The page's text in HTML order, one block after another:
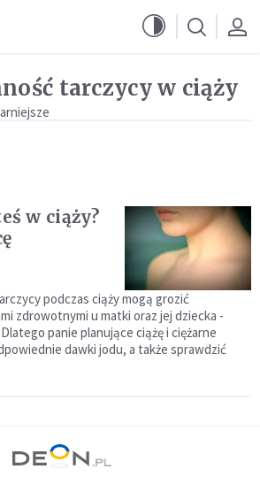
tarczycy w ciąży
w ciąży?
podczas ciąży mogą grozić
zdrowotnymi u matki oraz jej dziecka -
panie planujące ciążę i ciężarne
dawki jodu, a także sprawdzić